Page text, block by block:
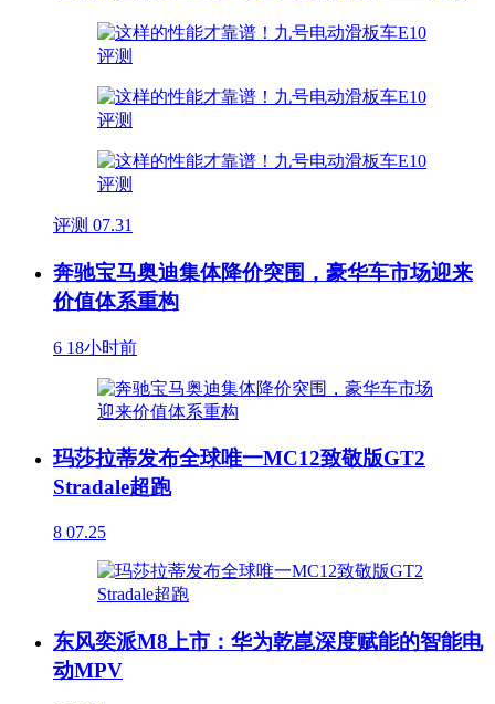
评测 07.31
奔驰宝马奥迪集体降价突围，豪华车市场迎来
价值体系重构
6 18小时前
玛莎拉蒂发布全球唯一MC12致敬版GT2
Stradale超跑
8 07.25
东风奕派M8上市：华为乾崑深度赋能的智能电
动MPV